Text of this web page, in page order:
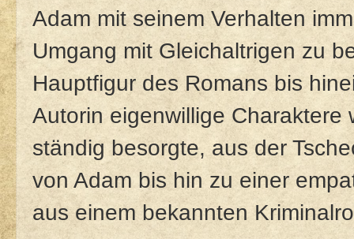
Adam mit seinem Verhalten
Umgang mit Gleichaltrigen zu
Hauptfigur des Romans bis
Autorin eigenwillige Charaktere
ständig besorgte, aus der
von Adam bis hin zu einer
aus einem bekannten